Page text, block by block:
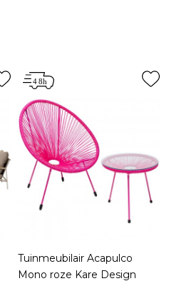
Tuinmeubilair Acapulco
Mono roze Kare Design